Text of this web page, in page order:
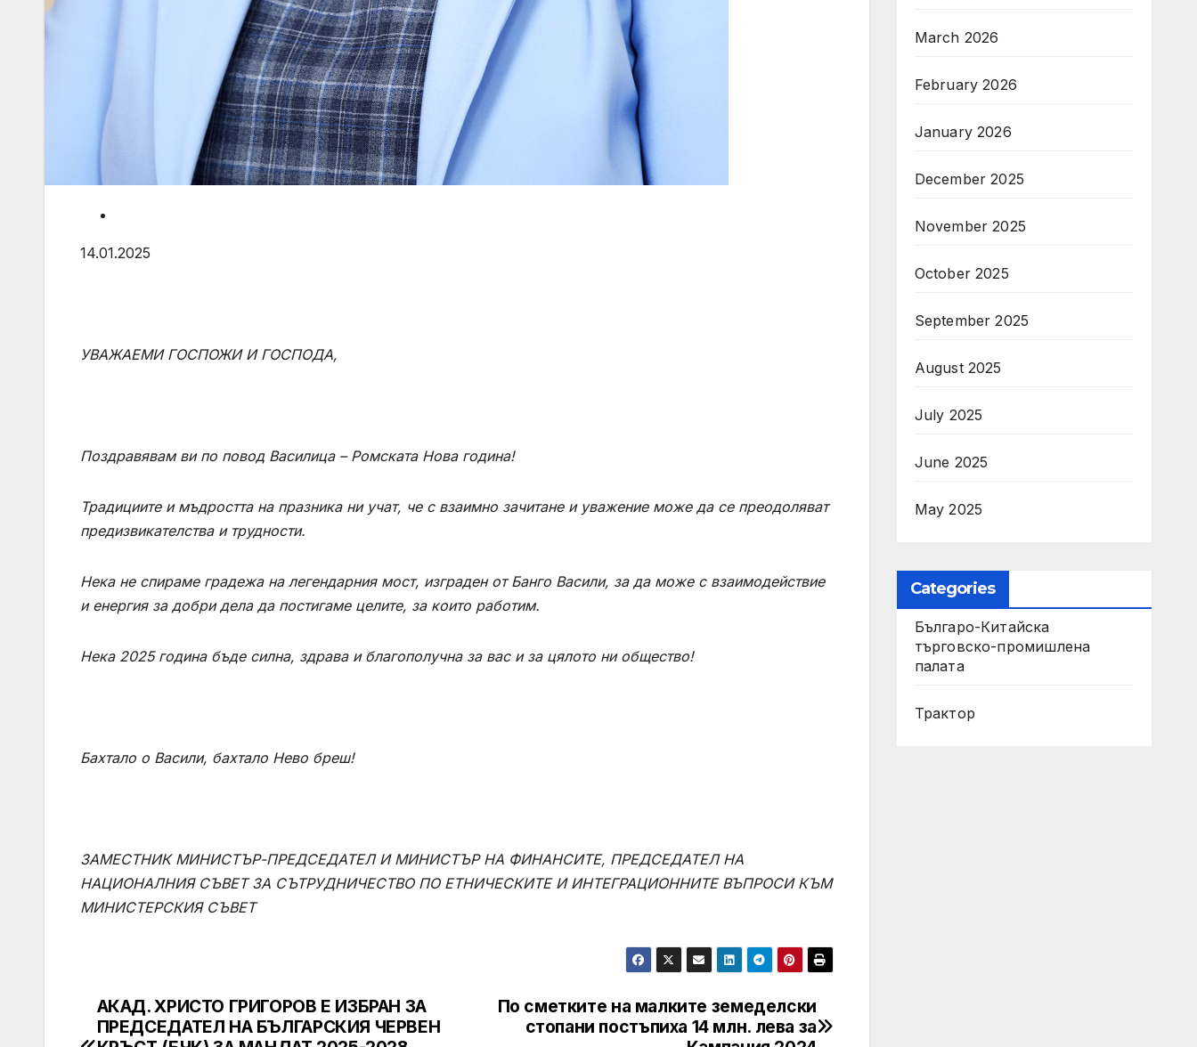
14.01.2025
УВАЖАЕМИ ГОСПОЖИ И ГОСПОДА,
Поздравявам ви по повод Василица – Ромската Нова година!
Традициите и мъдростта на празника ни учат, че с взаимно зачитане и уважение може да се преодоляват
предизвикателства и трудности.
Нека не спираме градежа на легендарния мост, изграден от Банго Васили, за да може с взаимодействие
и енергия за добри дела да постигаме целите, за които работим.
Нека 2025 година бъде силна, здрава и благополучна за вас и за цялото ни общество!
Бахтало о Васили, бахтало Нево бреш!
ЗАМЕСТНИК МИНИСТЪР-ПРЕДСЕДАТЕЛ И МИНИСТЪР НА ФИНАНСИТЕ, ПРЕДСЕДАТЕЛ НА
НАЦИОНАЛНИЯ СЪВЕТ ЗА СЪТРУДНИЧЕСТВО ПО ЕТНИЧЕСКИТЕ И ИНТЕГРАЦИОННИТЕ ВЪПРОСИ КЪМ
МИНИСТЕРСКИЯ СЪВЕТ
Post
По сметките на малките земеделски
стопани постъпиха 14 млн. лева за
АКАД. ХРИСТО ГРИГОРОВ Е ИЗБРАН ЗА
ПРЕДСЕДАТЕЛ НА БЪЛГАРСКИЯ ЧЕРВЕН
March 2026
February 2026
January 2026
December 2025
November 2025
October 2025
September 2025
August 2025
July 2025
June 2025
May 2025
Categories
Българо-Китайска
търговско-промишлена
палата
Трактор